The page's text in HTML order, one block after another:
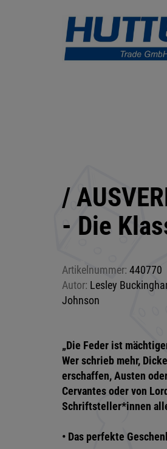
/
- Die
Artikelnummer: 440770
Autor: Lesley
Johnson
„Die Feder ist
Wer schrieb mehr,
erschaffen, Austen
Cervantes oder von
Schriftsteller*innen
• Das perfekte